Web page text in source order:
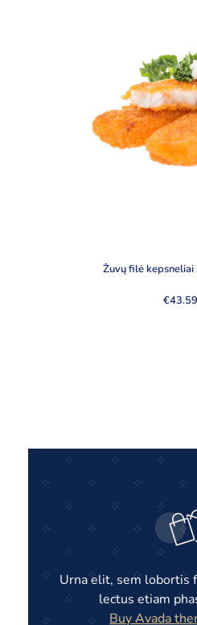
Žuvų filė kepsneliai
€43.59
Urna elit, sem lobortis
lectus etiam
Buy Avada